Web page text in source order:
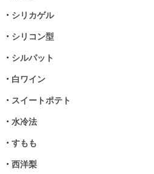
• シリカゲル
• シリコン型
• シルパット
• 白ワイン
• スイートポテト
• 水冷法
• すもも
• 西洋梨